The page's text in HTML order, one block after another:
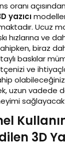
oranı açısından
yazıcı
Ucuz
hızlarına ve
biraz
baskılar
ve
uzun vadede
3D